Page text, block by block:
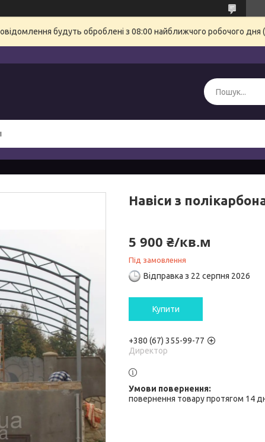
будуть оброблені з 08:00 найближчого робочого дня
Навіси з
5 900 ₴/кв.м
Під замовлення
Відправка з 22 серпня 2026
Купити
+380 (67) 355-99-77
Директор
повернення товару протягом 14